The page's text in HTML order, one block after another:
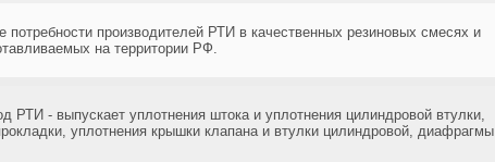
производителей РТИ в качественных резиновых смесях и
на территории РФ.
- выпускает уплотнения штока и уплотнения цилиндровой втулки,
уплотнения крышки клапана и втулки цилиндровой, диафрагмы